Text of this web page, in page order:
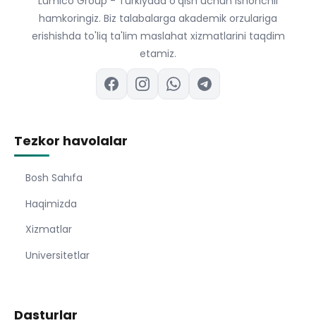
hamkoringiz. Biz talabalarga akademik orzulariga
erishishda to'liq ta'lim maslahat xizmatlarini taqdim
etamiz.
Tezkor havolalar
Bosh Sahıfa
Haqimizda
Xizmatlar
Universitetlar
Dasturlar